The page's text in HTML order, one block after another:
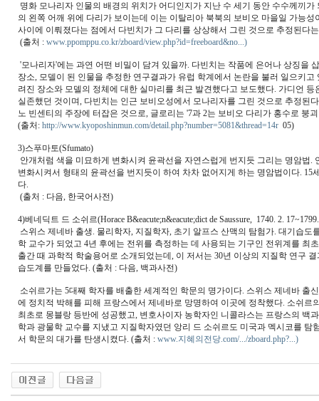
명화 모나리자 인물의 배경의 위치가 어디인지가 지난 수 세기 동안 수수께끼
의 왼쪽 어깨 위에 다리가 보이는데 이는 이탈리아 북북의 보비오 마을일 가능
사이에 이뤄졌다는 점에서 다빈치가 그 다리를 상상해서 그린 것으로 추정된다
(출처 : www.ppomppu.co.kr/zboard/view.php?id=freeboard&no...‎)
'모나리자'에는 과연 어떤 비밀이 담겨 있을까. 다빈치는 작품에 은어나 상징을
장소, 모델이 된 인물을 추정한 연구결과가 유럽 학계에서 논란을 불러 일으키
려진 장소와 모델의 정체에 대한 실마리를 최근 발견했다고 보도했다. 가디언
실존했던 것이며, 다빈치는 인근 보비오성에서 모나리자를 그린 것으로 추정된
노 빈센티의 주장에 터잡은 것으로, 글로리는 '7과 2는 보비오 다리가 홍수로 붕
(출처: http://www.kyoposhinmun.com/detail.php?number=5081&thread=14r 05)
3)스푸마토(Sfumato)
안개처럼 색을 미묘하게 변화시켜 윤곽선을 자연스럽게 번지듯 그리는 명암법.
변화시켜서 형태의 윤곽선을 번지듯이 하여 차차 없어지게 하는 명암법이다.
다.
(출처 : 다음, 한국어사전)
4)베네딕트 드 소쉬르(Horace B&eacute;n&eacute;dict de Saussure, 1740. 2.
스위스 제네바 출생. 물리학자, 지질학자, 초기 알프스 산맥의 탐험가. 대기습
학 교수가 되었고 4년 후에는 전위를 측정하는 데 사용되는 기구인 전위계를 최
출간 때 과학적 학술용어로 소개되었는데, 이 저서는 30년 이상의 지질학 연구
습도계를 만들었다. (출처 : 다음, 백과사전)
소쉬르가는 5대째 학자를 배출한 세계적인 학문의 명가이다. 스위스 제네바 출
에 정치적 박해를 피해 프랑스에서 제네바로 망명하여 이곳에 정착했다. 소쉬
최초로 몽블랑 등반에 성공했고, 변호사이자 농학자인 니콜라스는 프랑스의
학과 광물학 교수를 지냈고 지질학자였던 앙리 드 소쉬르도 미국과 멕시코를
서 학문의 대가를 탄생시켰다. (출처 : www.지혜의전당.com/.../zboard.php?...‎)